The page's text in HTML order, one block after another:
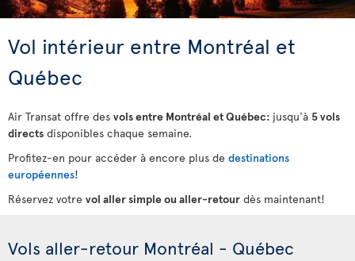
Vol intérieur entre Montréal et
Québec
Air Transat offre des vols entre Montréal et Québec: jusqu'à 5 vols
directs disponibles chaque semaine.
Profitez-en pour accéder à encore plus de destinations
européennes!
Réservez votre vol aller simple ou aller-retour dès maintenant!
Vols aller-retour Montréal - Québec